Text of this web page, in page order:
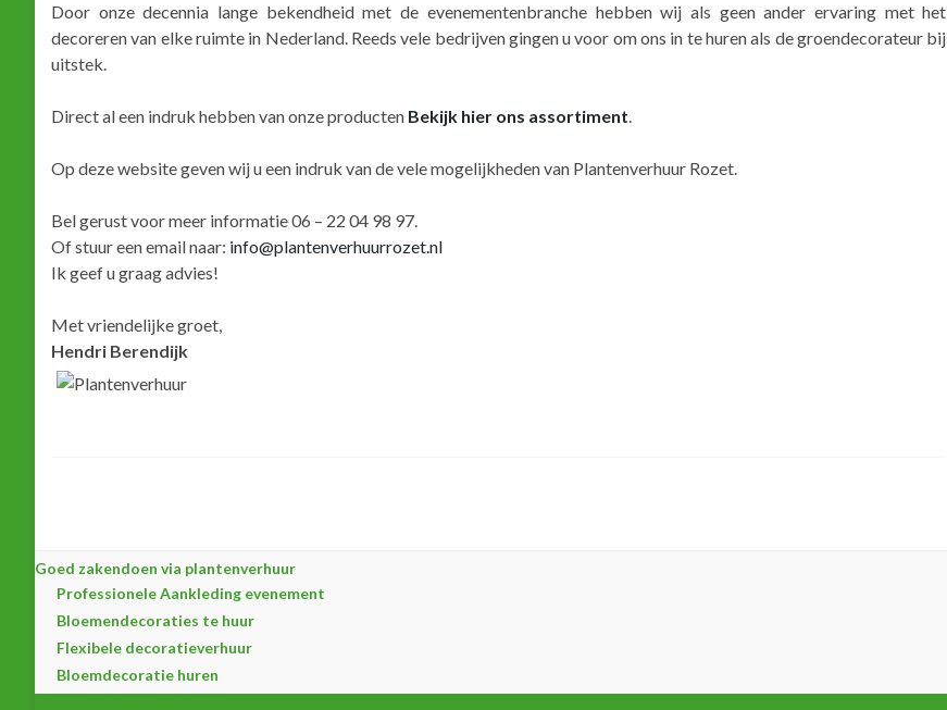
Door onze decennia lange bekendheid met de evenementenbranche hebben wij als geen ander ervaring met het
decoreren van elke ruimte in Nederland. Reeds vele bedrijven gingen u voor om ons in te huren als de groendecorateur bij
uitstek.
Direct al een indruk hebben van onze producten Bekijk hier ons assortiment.
Op deze website geven wij u een indruk van de vele mogelijkheden van Plantenverhuur Rozet.
Bel gerust voor meer informatie 06 – 22 04 98 97.
Of stuur een email naar: info@plantenverhuurrozet.nl
Ik geef u graag advies!
Met vriendelijke groet,
Hendri Berendijk
Goed zakendoen via plantenverhuur
Professionele Aankleding evenement
Bloemendecoraties te huur
Flexibele decoratieverhuur
Bloemdecoratie huren